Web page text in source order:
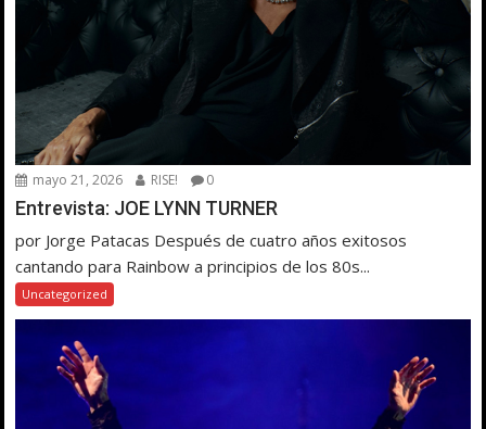
mayo 21, 2026 RISE! 0
Entrevista: JOE LYNN TURNER
por Jorge Patacas Después de cuatro años exitosos
cantando para Rainbow a principios de los 80s...
Uncategorized